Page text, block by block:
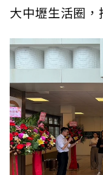
大中壢生活圈，